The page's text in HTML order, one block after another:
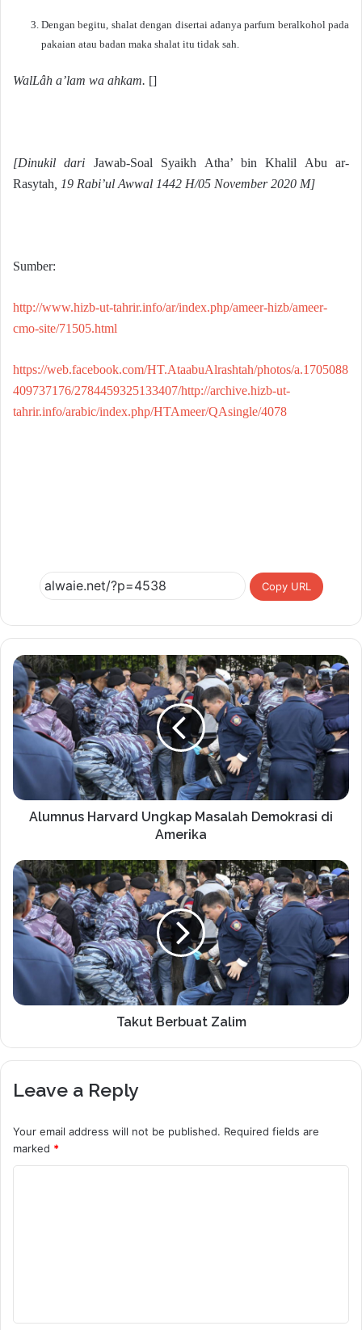
Dengan begitu, shalat dengan disertai adanya parfum beralkohol pada
pakaian atau badan maka shalat itu tidak sah.
WalLâh a’lam wa ahkam. []
[Dinukil dari Jawab-Soal Syaikh Atha’ bin Khalil Abu ar-
Rasytah , 19 Rabi’ul Awwal 1442 H/05 November 2020 M]
Sumber:
http://www.hizb-ut-tahrir.info/ar/index.php/ameer-hizb/ameer-
cmo-site/71505.html
https://web.facebook.com/HT.AtaabuAlrashtah/photos/a.1705088
409737176/2784459325133407/http://archive.hizb-ut-
tahrir.info/arabic/index.php/HTAmeer/QAsingle/4078
Copy URL
Alumnus Harvard Ungkap Masalah Demokrasi di
Amerika
Takut Berbuat Zalim
Leave a Reply
Your email address will not be published. Required fields are
marked *
t